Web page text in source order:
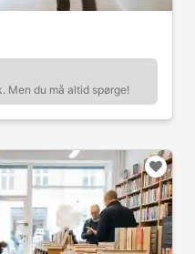
Men du må altid spørge!